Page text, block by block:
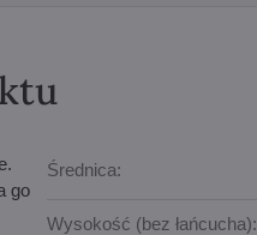
go
Średnica:
Wysokość (bez łańcucha):